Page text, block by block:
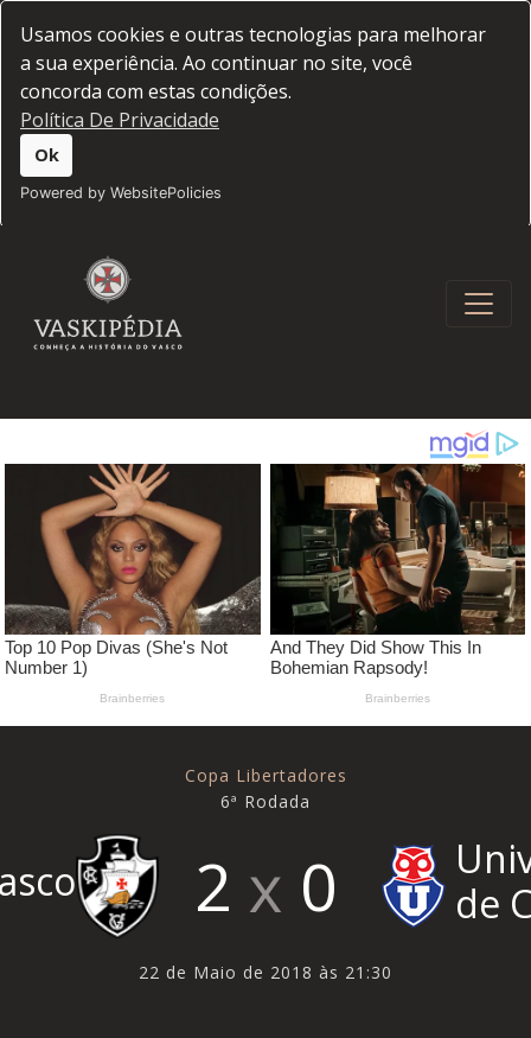
Usamos cookies e outras tecnologias para melhorar
a sua experiência. Ao continuar no site, você
concorda com estas condições.
Política De Privacidade
Ok
Powered by WebsitePolicies
Copa Libertadores
6ª Rodada
2 0
de
22 de Maio de 2018 às 21:30